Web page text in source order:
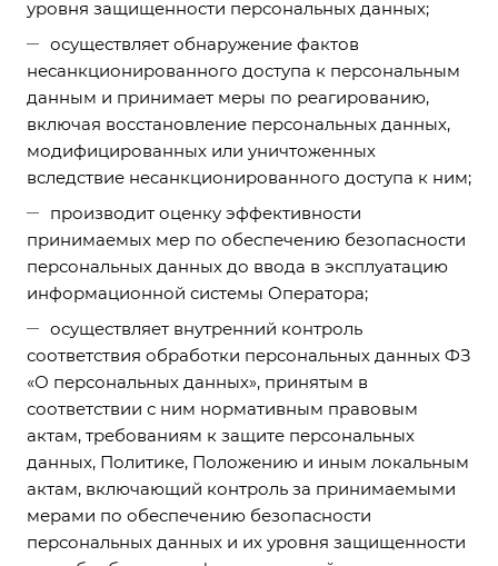
уровня защищенности персональных данных;
осуществляет обнаружение фактов
несанкционированного доступа к персональным
данным и принимает меры по реагированию,
включая восстановление персональных данных,
модифицированных или уничтоженных
вследствие несанкционированного доступа к ним;
производит оценку эффективности
принимаемых мер по обеспечению безопасности
персональных данных до ввода в эксплуатацию
информационной системы Оператора;
осуществляет внутренний контроль
соответствия обработки персональных данных ФЗ
«О персональных данных», принятым в
соответствии с ним нормативным правовым
актам, требованиям к защите персональных
данных, Политике, Положению и иным локальным
актам, включающий контроль за принимаемыми
мерами по обеспечению безопасности
персональных данных и их уровня защищенности